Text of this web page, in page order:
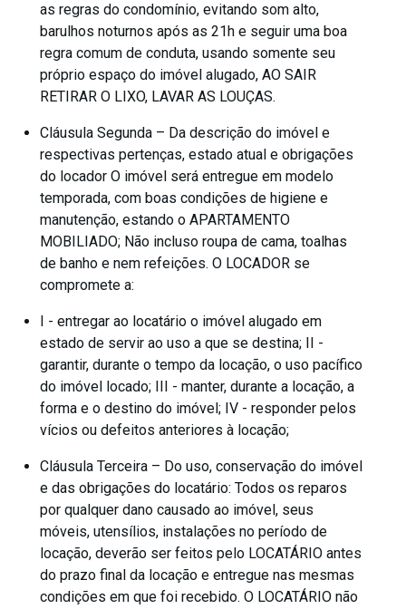
as regras do condomínio, evitando som alto,
barulhos noturnos após as 21h e seguir uma boa
regra comum de conduta, usando somente seu
próprio espaço do imóvel alugado, AO SAIR
RETIRAR O LIXO, LAVAR AS LOUÇAS.
Cláusula Segunda – Da descrição do imóvel e
respectivas pertenças, estado atual e obrigações
do locador O imóvel será entregue em modelo
temporada, com boas condições de higiene e
manutenção, estando o APARTAMENTO
MOBILIADO; Não incluso roupa de cama, toalhas
de banho e nem refeições. O LOCADOR se
compromete a:
I - entregar ao locatário o imóvel alugado em
estado de servir ao uso a que se destina; II -
garantir, durante o tempo da locação, o uso pacífico
do imóvel locado; III - manter, durante a locação, a
forma e o destino do imóvel; IV - responder pelos
vícios ou defeitos anteriores à locação;
Cláusula Terceira – Do uso, conservação do imóvel
e das obrigações do locatário: Todos os reparos
por qualquer dano causado ao imóvel, seus
móveis, utensílios, instalações no período de
locação, deverão ser feitos pelo LOCATÁRIO antes
do prazo final da locação e entregue nas mesmas
condições em que foi recebido. O LOCATÁRIO não